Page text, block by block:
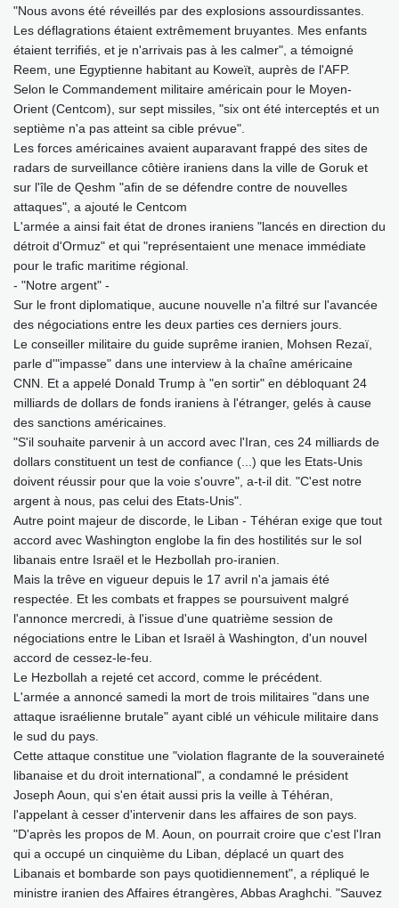
"Nous avons été réveillés par des explosions assourdissantes.
Les déflagrations étaient extrêmement bruyantes. Mes enfants
étaient terrifiés, et je n'arrivais pas à les calmer", a témoigné
Reem, une Egyptienne habitant au Koweït, auprès de l'AFP.
Selon le Commandement militaire américain pour le Moyen-
Orient (Centcom), sur sept missiles, "six ont été interceptés et un
septième n'a pas atteint sa cible prévue".
Les forces américaines avaient auparavant frappé des sites de
radars de surveillance côtière iraniens dans la ville de Goruk et
sur l'île de Qeshm "afin de se défendre contre de nouvelles
attaques", a ajouté le Centcom
L'armée a ainsi fait état de drones iraniens "lancés en direction du
détroit d'Ormuz" et qui "représentaient une menace immédiate
pour le trafic maritime régional.
- "Notre argent" -
Sur le front diplomatique, aucune nouvelle n'a filtré sur l'avancée
des négociations entre les deux parties ces derniers jours.
Le conseiller militaire du guide suprême iranien, Mohsen Rezaï,
parle d'"impasse" dans une interview à la chaîne américaine
CNN. Et a appelé Donald Trump à "en sortir" en débloquant 24
milliards de dollars de fonds iraniens à l'étranger, gelés à cause
des sanctions américaines.
"S'il souhaite parvenir à un accord avec l'Iran, ces 24 milliards de
dollars constituent un test de confiance (...) que les Etats-Unis
doivent réussir pour que la voie s'ouvre", a-t-il dit. "C'est notre
argent à nous, pas celui des Etats-Unis".
Autre point majeur de discorde, le Liban - Téhéran exige que tout
accord avec Washington englobe la fin des hostilités sur le sol
libanais entre Israël et le Hezbollah pro-iranien.
Mais la trêve en vigueur depuis le 17 avril n'a jamais été
respectée. Et les combats et frappes se poursuivent malgré
l'annonce mercredi, à l'issue d'une quatrième session de
négociations entre le Liban et Israël à Washington, d'un nouvel
accord de cessez-le-feu.
Le Hezbollah a rejeté cet accord, comme le précédent.
L'armée a annoncé samedi la mort de trois militaires "dans une
attaque israélienne brutale" ayant ciblé un véhicule militaire dans
le sud du pays.
Cette attaque constitue une "violation flagrante de la souveraineté
libanaise et du droit international", a condamné le président
Joseph Aoun, qui s'en était aussi pris la veille à Téhéran,
l'appelant à cesser d'intervenir dans les affaires de son pays.
"D'après les propos de M. Aoun, on pourrait croire que c'est l'Iran
qui a occupé un cinquième du Liban, déplacé un quart des
Libanais et bombarde son pays quotidiennement", a répliqué le
ministre iranien des Affaires étrangères, Abbas Araghchi. "Sauvez